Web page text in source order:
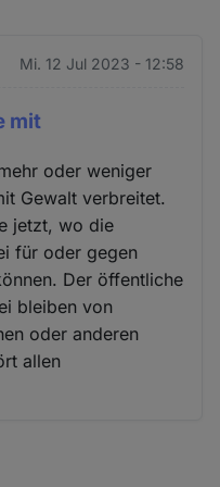
Mi. 12 Jul 2023 - 12:58
mit
oder weniger
Gewalt verbreitet.
jetzt, wo die
für oder gegen
Der öffentliche
bleiben von
oder anderen
allen